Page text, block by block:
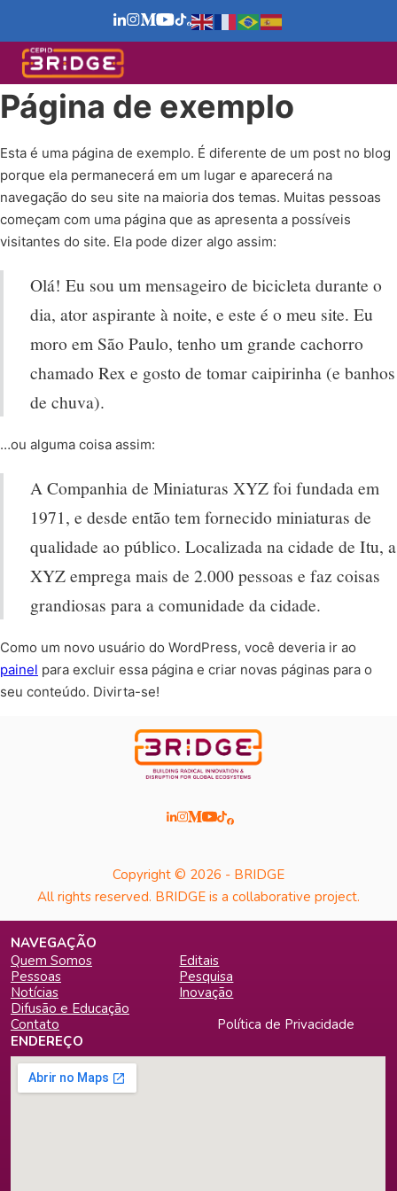
Página de exemplo
Esta é uma página de exemplo. É diferente de um post no blog
porque ela permanecerá em um lugar e aparecerá na
navegação do seu site na maioria dos temas. Muitas pessoas
começam com uma página que as apresenta a possíveis
visitantes do site. Ela pode dizer algo assim:
Olá! Eu sou um mensageiro de bicicleta durante o
dia, ator aspirante à noite, e este é o meu site. Eu
moro em São Paulo, tenho um grande cachorro
chamado Rex e gosto de tomar caipirinha (e banhos
de chuva).
…ou alguma coisa assim:
A Companhia de Miniaturas XYZ foi fundada em
1971, e desde então tem fornecido miniaturas de
qualidade ao público. Localizada na cidade de Itu, a
XYZ emprega mais de 2.000 pessoas e faz coisas
grandiosas para a comunidade da cidade.
Como um novo usuário do WordPress, você deveria ir ao
painel para excluir essa página e criar novas páginas para o
seu conteúdo. Divirta-se!
Copyright © 2026 - BRIDGE
All rights reserved. BRIDGE is a collaborative project.
ENDEREÇO
NAVEGAÇÃO
Quem Somos
Editais
Pessoas
Pesquisa
Notícias
Inovação
Difusão e Educação
Contato
Política de Privacidade